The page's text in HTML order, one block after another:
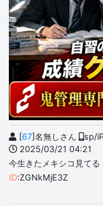
[67]名無しさん
sp/
2025/03/21 04:21
今生きたメキシコ見てる
ID:ZGNkMjE3Z